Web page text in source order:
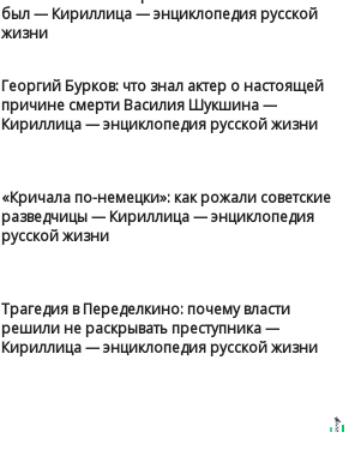
был — Кириллица — энциклопедия русской
жизни
Георгий Бурков: что знал актер о настоящей
причине смерти Василия Шукшина —
Кириллица — энциклопедия русской жизни
«Кричала по-немецки»: как рожали советские
разведчицы — Кириллица — энциклопедия
русской жизни
Трагедия в Переделкино: почему власти
решили не раскрывать преступника —
Кириллица — энциклопедия русской жизни